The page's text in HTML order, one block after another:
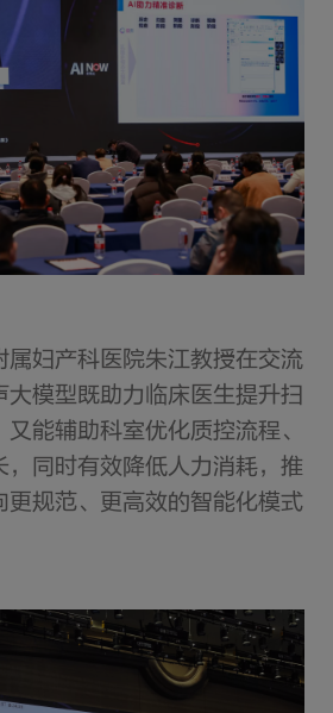
属妇产科医院朱江教授在交流
大模型既助力临床医生提升扫
能辅助科室优化质控流程、
，同时有效降低人力消耗，推
更规范、更高效的智能化模式